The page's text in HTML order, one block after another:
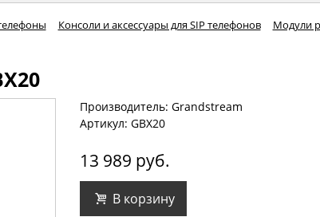
Консоли и аксессуары для SIP телефонов
Модули
Производитель: Grandstream
Артикул: GBX20
13 989 руб.
В корзину